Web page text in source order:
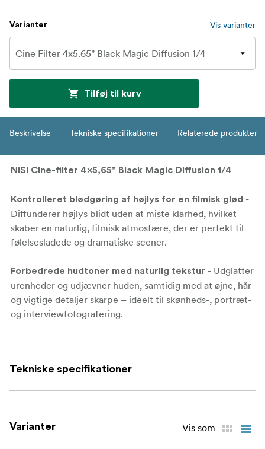
Varianter Vis varianter
Tilføj til kurv
Beskrivelse Tekniske specifikationer Relaterede produkter
NiSi Cine-filter 4x5,65" Black Magic Diffusion 1/4
Kontrolleret blødgøring af højlys for en filmisk glød -
Diffunderer højlys blidt uden at miste klarhed, hvilket
skaber en naturlig, filmisk atmosfære, der er perfekt til
følelsesladede og dramatiske scener.
Forbedrede hudtoner med naturlig tekstur - Udglatter
urenheder og udjævner huden, samtidig med at øjne, hår
og vigtige detaljer skarpe – ideelt til skønheds-, portræt-
og interviewfotografering.
den skarpe effektfra digitale sensorer og giver rene,
glans og nostalgisk varme, der gengiver charmen ved
Tekniske specifikationer
Varianter Vis som